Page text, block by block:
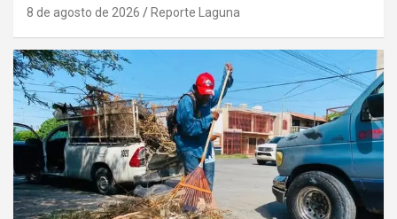
8 de agosto de 2026 Reporte Laguna